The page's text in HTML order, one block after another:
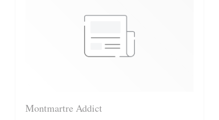
Montmartre Addict